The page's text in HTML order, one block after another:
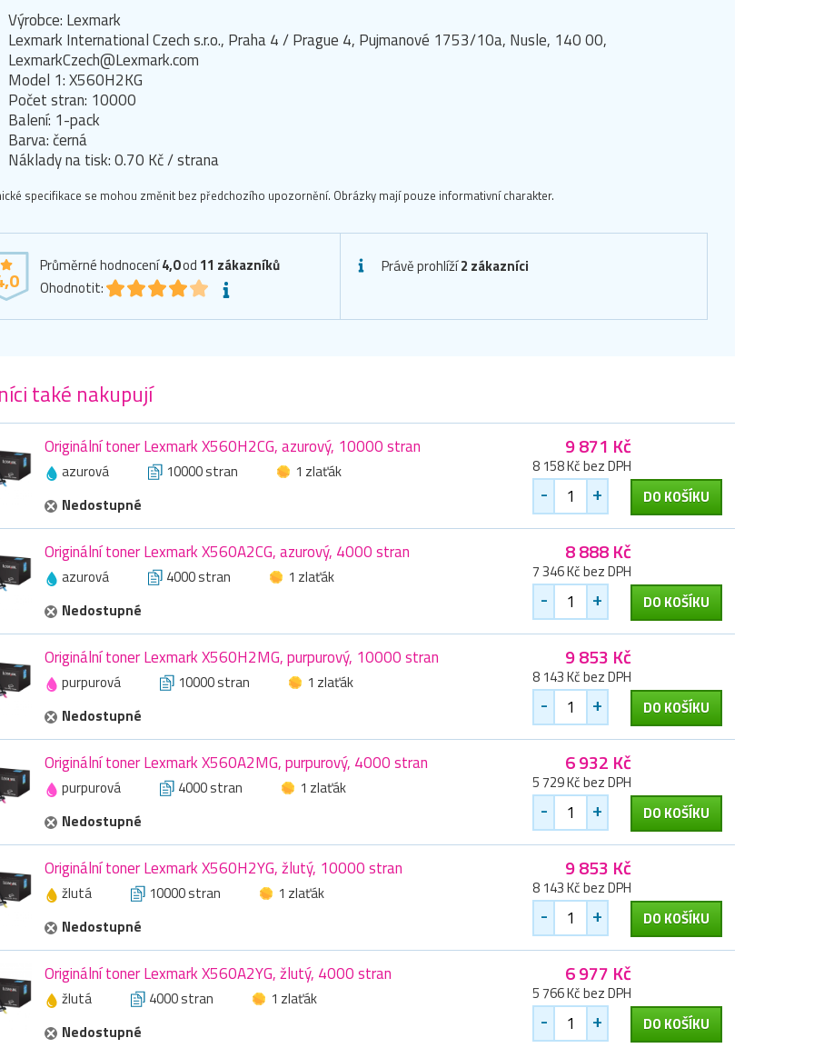
Výrobce: Lexmark
Lexmark International Czech s.r.o., Praha 4 / Prague 4, Pujmanové 1753/10a, Nusle, 140 00,
LexmarkCzech@Lexmark.com
Model 1: X560H2KG
Počet stran: 10000
Balení: 1-pack
Barva: černá
Náklady na tisk: 0.70 Kč / strana
specifikace se mohou změnit bez předchozího upozornění. Obrázky mají pouze informativní charakter.
Průměrné hodnocení4,0od 11 zákazníků
Ohodnotit:
Právě prohlíží2 zákazníci
také nakupují
Originální toner Lexmark X560H2CG, azurový, 10000 stran
azurová 10000 stran
1 zlaťák
Nedostupné
9 871 Kč
8 158 Kč bez DPH
- + DO KOŠÍKU
Originální toner Lexmark X560A2CG, azurový, 4000 stran
azurová 4000 stran
1 zlaťák
Nedostupné
8 888 Kč
7 346 Kč bez DPH
- + DO KOŠÍKU
Originální toner Lexmark X560H2MG, purpurový, 10000 stran
purpurová 10000 stran
1 zlaťák
Nedostupné
9 853 Kč
8 143 Kč bez DPH
- + DO KOŠÍKU
Originální toner Lexmark X560A2MG, purpurový, 4000 stran
purpurová 4000 stran
1 zlaťák
Nedostupné
6 932 Kč
5 729 Kč bez DPH
- + DO KOŠÍKU
Originální toner Lexmark X560H2YG, žlutý, 10000 stran
žlutá 10000 stran
1 zlaťák
Nedostupné
9 853 Kč
8 143 Kč bez DPH
- + DO KOŠÍKU
Originální toner Lexmark X560A2YG, žlutý, 4000 stran
žlutá 4000 stran
1 zlaťák
Nedostupné
6 977 Kč
5 766 Kč bez DPH
- + DO KOŠÍKU